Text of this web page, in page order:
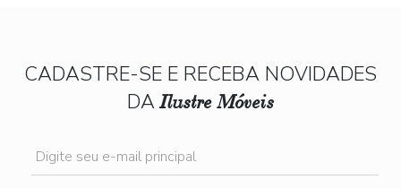
CADASTRE-SE E RECEBA NOVIDADES
DAIlustre Móveis